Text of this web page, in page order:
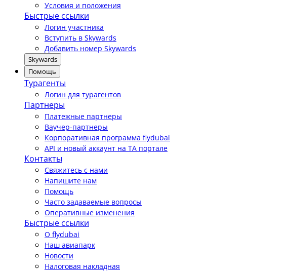
Условия и положения
Быстрые ссылки
Логин участника
Вступить в Skywards
Добавить номер Skywards
Skywards
Помощь
Турагенты
Логин для турагентов
Партнеры
Платежные партнеры
Ваучер-партнеры
Корпоративная программа flydubai
API и новый аккаунт на TA портале
Контакты
Свяжитесь с нами
Напишите нам
Помощь
Часто задаваемые вопросы
Оперативные изменения
Быстрые ссылки
О flydubai
Наш авиапарк
Новости
Налоговая накладная